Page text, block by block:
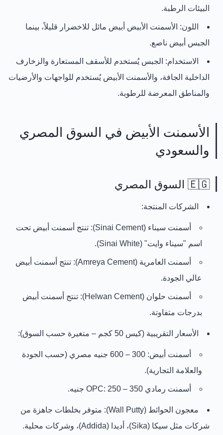
البيئات الرطبة.
اللون: الأسمنت الأبيض أبيض مائل للاخضرار قليلاً، بينما
الجبس أبيض ناصع.
الاستخدام: الجبس يُستخدم للأسقف المستعارة والزخارف
الداخلية الجافة، والأسمنت الأبيض يُستخدم للواجهات والأرضيات
والمناطق المعرضة للرطوبة.
الأسمنت الأبيض في السوق المصري
والسعودي
🇪🇬 السوق المصري
الشركات المنتجة:
أسمنت سيناء (Sinai Cement):
تنتج أسمنت أبيض تحت
اسم "سيناء وايت" (Sinai White) .
أسمنت العامرية (Amreya Cement):
تنتج أسمنت أبيض
عالي الجودة.
أسمنت حلوان (Helwan Cement):
تنتج أسمنت أبيض
بدرجات متفاوتة.
الأسعار التقريبية (كيس 50 كجم – متغيرة حسب السوق):
أسمنت أبيض: 300 – 600 جنيه مصري
(حسب الجودة
والعلامة التجارية).
أسمنت رمادي OPC: 250 – 350 جنيه .
معجون الحوائط (Wall Putty):
متوفر بخلطات جاهزة من
شركات مثل سيكا (Sika) ، أديدا (Addida) ، وشركات محلية.